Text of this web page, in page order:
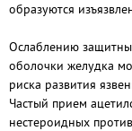
образуются
Ослаблению
оболочки желудка
риска развития
Частый прием
нестероидных